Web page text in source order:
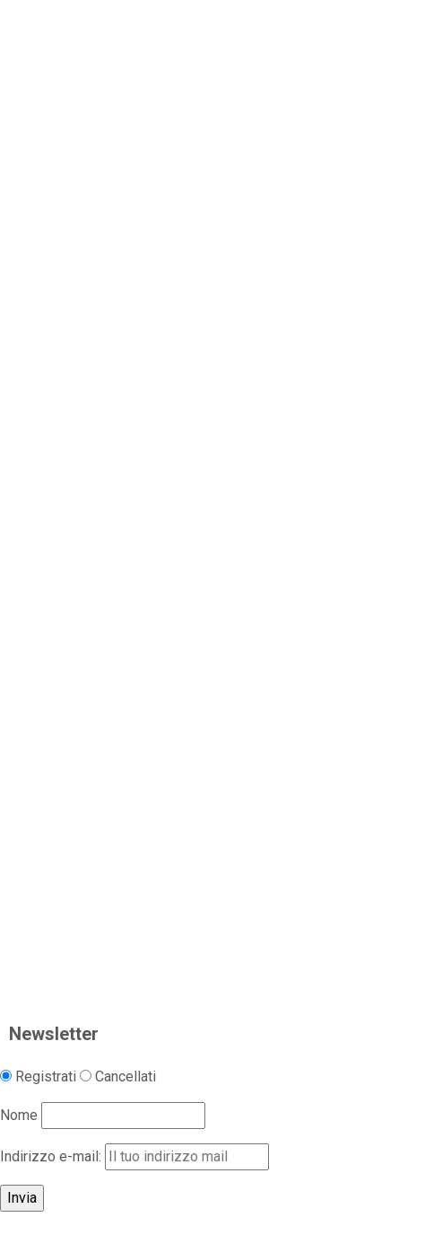
Newsletter
Registrati Cancellati
Nome
Indirizzo e-mail: